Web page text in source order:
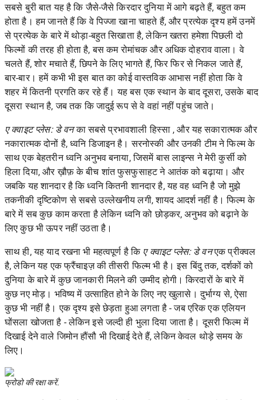
सबसे बुरी बात यह है कि जैसे-जैसे किरदार दुनिया में आगे बढ़ते हैं, बहुत कम
होता है। हम जानते हैं कि वे पिज्जा खाना चाहते हैं, और प्रत्येक दृश्य हमें उनमें
से प्रत्येक के बारे में थोड़ा-बहुत सिखाता है, लेकिन खतरा हमेशा पिछली दो
फिल्मों की तरह ही होता है, बस कम रोमांचक और अधिक दोहराव वाला। वे
चलते हैं, शोर मचाते हैं, छिपने के लिए भागते हैं, फिर फिर से निकल जाते हैं,
बार-बार। हमें कभी भी इस बात का कोई वास्तविक आभास नहीं होता कि वे
शहर में कितनी प्रगति कर रहे हैं। यह बस एक स्थान के बाद दूसरा, उसके बाद
दूसरा स्थान है, जब तक कि जादुई रूप से वे वहां नहीं पहुंच जाते।
ए क्वाइट प्लेस: डे वनका सबसे प्रभावशाली हिस्सा , और यह सकारात्मक और
नकारात्मक दोनों है, ध्वनि डिजाइन है। सरनोस्की और उनकी टीम ने फिल्म के
साथ एक बेहतरीन ध्वनि अनुभव बनाया, जिसमें बास लाइन्स ने मेरी कुर्सी को
हिला दिया, और ख़ौफ़ के बीच शांत फुसफुसाहट ने आतंक को बढ़ाया। और
जबकि यह शानदार है कि ध्वनि कितनी शानदार है, यह वह ध्वनि है जो मुझे
तकनीकी दृष्टिकोण से सबसे उल्लेखनीय लगी, शायद आदर्श नहीं है। फिल्म के
बारे में सब कुछ काम करता है लेकिन ध्वनि को छोड़कर, अनुभव को बढ़ाने के
लिए कुछ भी ऊपर नहीं उठता है।
साथ ही, यह याद रखना भी महत्वपूर्ण है कि ए क्वाइट प्लेस: डे वनएक प्रीक्वल
है, लेकिन यह एक फ्रैंचाइज़ की तीसरी फिल्म भी है। इस बिंदु तक, दर्शकों को
दुनिया के बारे में कुछ जानकारी मिलने की उम्मीद होगी। किरदारों के बारे में
कुछ नए मोड़। भविष्य में उत्साहित होने के लिए नए खुलासे। दुर्भाग्य से, ऐसा
कुछ भी नहीं है। एक दृश्य इसे छेड़ता हुआ लगता है - जब एरिक एक एलियन
घोंसला खोजता है - लेकिन इसे जल्दी ही भुला दिया जाता है। दूसरी फिल्म में
दिखाई देने वाले जिमोन हौंसौ भी दिखाई देते हैं, लेकिन केवल थोड़े समय के
लिए।
फ्रोडो की रक्षा करें.